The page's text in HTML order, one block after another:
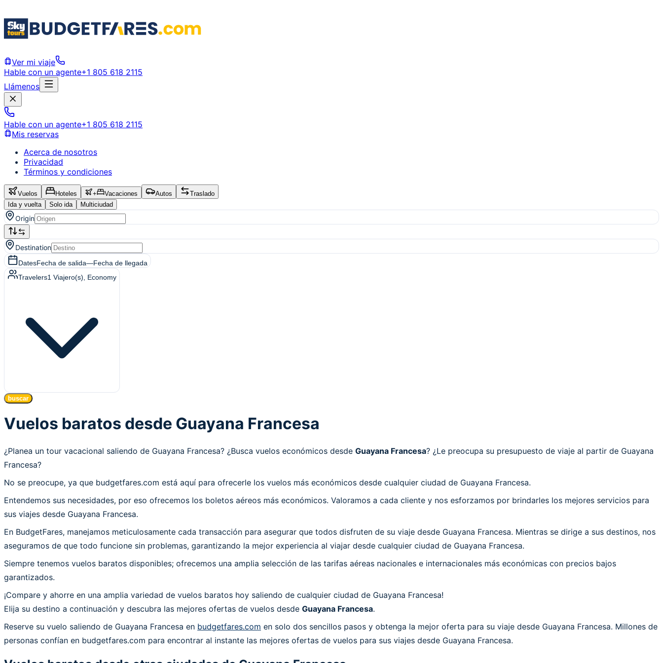
Ver mi viaje
Hable con un agente+1 805 618 2115
Llámenos
Hable con un agente+1 805 618 2115
Mis reservas
Acerca de nosotros
Privacidad
Términos y condiciones
Vuelos Hoteles + Vacaciones Autos
Traslado
Ida y vuelta
Solo ida Multiciudad
Origin
Destination
DatesFecha de salida—Fecha de llegada
Travelers1 Viajero(s) , Economy
buscar
Vuelos baratos desde Guayana Francesa
¿Planea un tour vacacional saliendo de Guayana Francesa? ¿Busca vuelos económicos desde Guayana Francesa? ¿Le preocupa su presupuesto de viaje al partir de Guayana
Francesa?
No se preocupe, ya que budgetfares.com está aquí para ofrecerle los vuelos más económicos desde cualquier ciudad de Guayana Francesa.
Entendemos sus necesidades, por eso ofrecemos los boletos aéreos más económicos. Valoramos a cada cliente y nos esforzamos por brindarles los mejores servicios para
sus viajes desde Guayana Francesa.
En BudgetFares, manejamos meticulosamente cada transacción para asegurar que todos disfruten de su viaje desde Guayana Francesa. Mientras se dirige a sus destinos, nos
aseguramos de que todo funcione sin problemas, garantizando la mejor experiencia al viajar desde cualquier ciudad de Guayana Francesa.
Siempre tenemos vuelos baratos disponibles; ofrecemos una amplia selección de las tarifas aéreas nacionales e internacionales más económicas con precios bajos
garantizados.
¡Compare y ahorre en una amplia variedad de vuelos baratos hoy saliendo de cualquier ciudad de Guayana Francesa!
Elija su destino a continuación y descubra las mejores ofertas de vuelos desde Guayana Francesa.
Reserve su vuelo saliendo de Guayana Francesa en budgetfares.com en solo dos sencillos pasos y obtenga la mejor oferta para su viaje desde Guayana Francesa. Millones de
personas confían en budgetfares.com para encontrar al instante las mejores ofertas de vuelos para sus viajes desde Guayana Francesa.